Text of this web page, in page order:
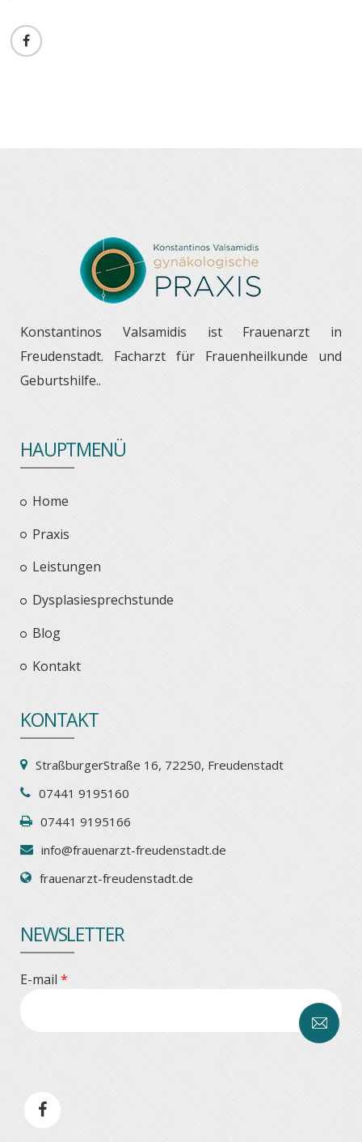
Konstantinos Valsamidis ist Frauenarzt in
Freudenstadt. Facharzt für Frauenheilkunde und
Geburtshilfe..
HAUPTMENÜ
Home
Praxis
Leistungen
Dysplasiesprechstunde
Blog
Kontakt
KONTAKT
StraßburgerStraße 16, 72250, Freudenstadt
07441 9195160
07441 9195166
info@frauenarzt-freudenstadt.de
frauenarzt-freudenstadt.de
NEWSLETTER
E-mail*
question is
for testing